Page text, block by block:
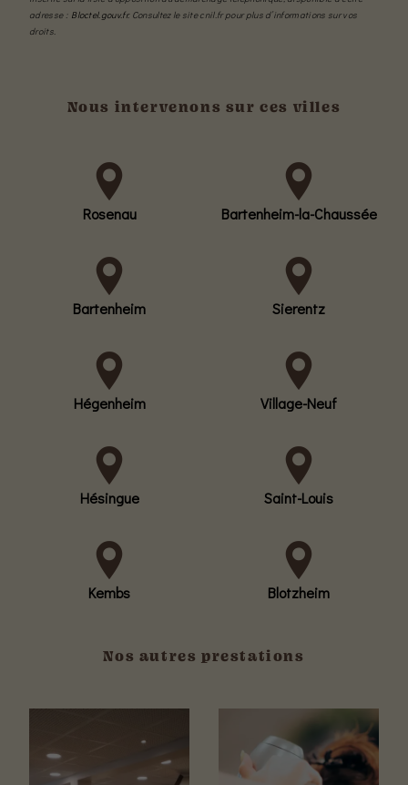
adresse : Bloctel.gouv.fr. Consultez le site cnil.fr pour plus d’informations sur vos
droits.
Nous intervenons sur ces villes
Rosenau Bartenheim-la-Chaussée
Bartenheim Sierentz
Hégenheim Village-Neuf
Hésingue Saint-Louis
Kembs Blotzheim
Nos autres prestations